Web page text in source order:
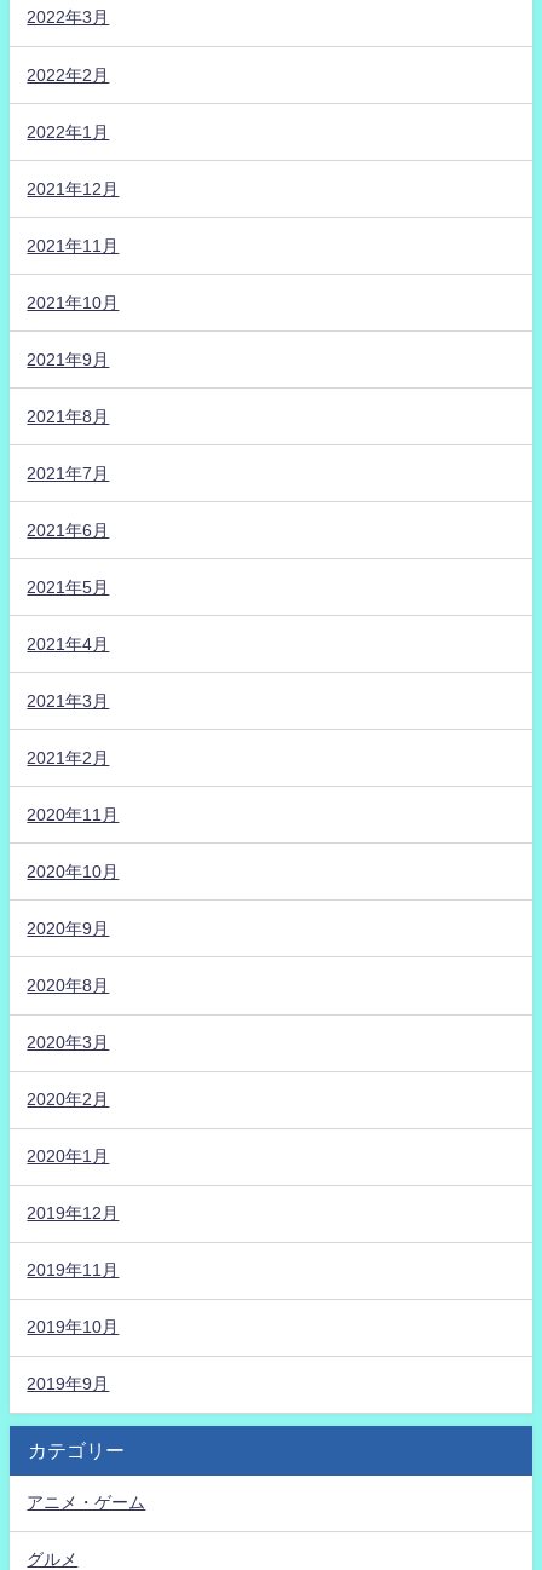
2022年3月
2022年2月
2022年1月
2021年12月
2021年11月
2021年10月
2021年9月
2021年8月
2021年7月
2021年6月
2021年5月
2021年4月
2021年3月
2021年2月
2020年11月
2020年10月
2020年9月
2020年8月
2020年3月
2020年2月
2020年1月
2019年12月
2019年11月
2019年10月
2019年9月
カテゴリー
アニメ・ゲーム
グルメ